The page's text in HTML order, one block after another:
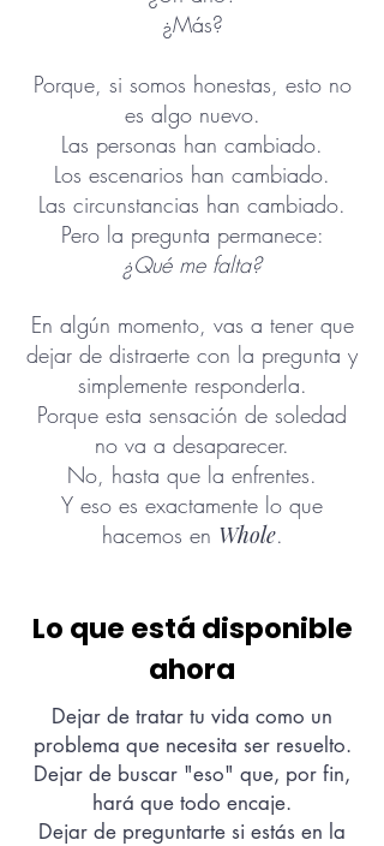
¿Más?
Porque, si somos honestas, esto no
es algo nuevo.
Las personas han cambiado.
Los escenarios han cambiado.
Las circunstancias han cambiado.
Pero la pregunta permanece:
¿Qué me falta?
En algún momento, vas a tener que
dejar de distraerte con la pregunta y
simplemente responderla.
Porque esta sensación de soledad
no va a desaparecer.
No, hasta que la enfrentes.
Y eso es exactamente lo que
hacemos en Whole.
Lo que está disponible
ahora
Dejar de tratar tu vida como un
problema que necesita ser resuelto.
Dejar de buscar "eso" que, por fin,
hará que todo encaje.
Dejar de preguntarte si estás en la